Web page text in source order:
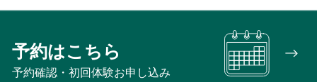
予約はこちら
予約確認・初回体験お申し込み